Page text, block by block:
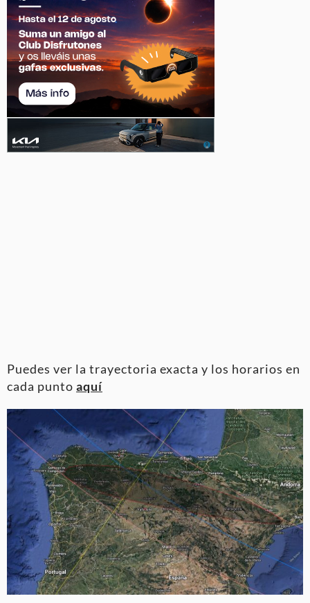
Puedes ver la trayectoria exacta y los horarios en
cada punto aquí